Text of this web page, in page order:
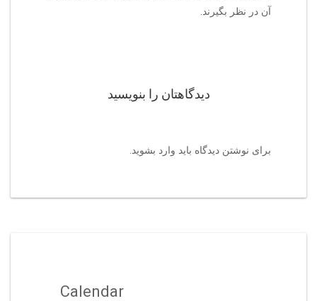
آن در نظر بگیرند.
دیدگاهتان را بنویسید
برای نوشتن دیدگاه باید وارد بشوید
Calendar